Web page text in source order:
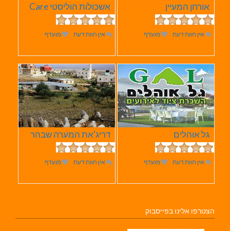
אורחן המעיין
אין חוות דעת מועדף
אשכולות הוליסטי Care
אין חוות דעת מועדף
גל אוהלים
אין חוות דעת מועדף
דריג'את המערה שבהר
אין חוות דעת מועדף
הצטרפו אלינו בפייסבוק